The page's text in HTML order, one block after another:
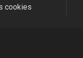
cookies